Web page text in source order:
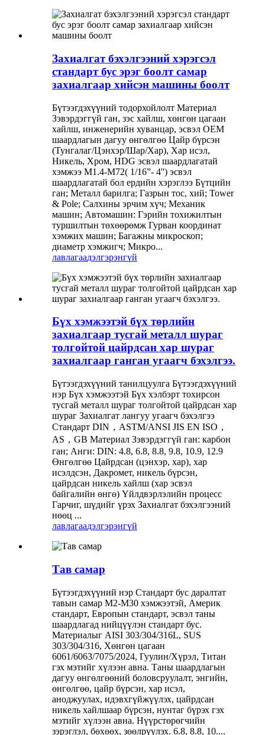
Захиалгат бэхэлгээний хэрэгсэл
стандарт бус эрэг боолт самар
захиалгаар хийсэн машины боолт
Бүтээгдэхүүний тодорхойлолт Материал
Зэвэрдэггүй ган, зэс хайлш, хөнгөн цагаан
хайлш, инженерийн хуванцар, эсвэл OEM
шаардлагын дагуу өнгөлгөө Цайр бүрсэн
(Тунгалаг/Цэнхэр/Шар/Хар), Хар исэл,
Никель, Хром, HDG эсвэл шаардлагатай
хэмжээ M1.4-M72( 1/16”- 4'') эсвэл
шаардлагатай бол ердийн хэрэглээ Бүтцийн
ган; Металл барилга; Газрын тос, хий; Tower
& Pole; Салхины эрчим хүч; Механик
машин; Автомашин: Гэрийн тохижилтын
туршилтын төхөөрөмж Гурван координат
хэмжих машин; Багажны микроскоп;
диаметр хэмжигч; Микро...
лавлагаадэлгэрэнгүй
Бүх хэмжээтэй бүх төрлийн
захиалгаар тусгай металл шураг
толгойтой цайрдсан хар шураг
захиалгаар ганган угаагч бэхэлгээ.
Бүтээгдэхүүний танилцуулга Бүтээгдэхүүний
нэр Бүх хэмжээтэй Бүх хэлбэрт тохирсон
тусгай металл шураг толгойтой цайрдсан хар
шураг Захиалгат лангуу угаагч бэхэлгээ
Стандарт DIN，ASTM/ANSI JIS EN ISO，
AS，GB Материал Зэвэрдэггүй ган: карбон
ган; Анги: DIN: 4.8, 6.8, 8.8, 9.8, 10.9, 12.9
Өнгөлгөө Цайрдсан (цэнхэр, хар), хар
исэлдсэн, Дакромет, никель бүрсэн,
цайрдсан никель хайлш (хар эсвэл
байгалийн өнгө) Үйлдвэрлэлийн процесс
Гарчиг, шүдийг үрэх Захиалгат бэхэлгээний
нөөц ...
лавлагаадэлгэрэнгүй
Тав самар
Бүтээгдэхүүний нэр Стандарт бус даралтат
тавын самар М2-М30 хэмжээтэй, Америк
стандарт, Европын стандарт, эсвэл таны
шаардлагад нийцүүлэн стандарт бус.
Материалыг AISI 303/304/316L, SUS
303/304/316, Хөнгөн цагаан
6061/6063/7075/2024, Гуулин/Хүрэл, Титан
гэх мэтийг хүлээн авна. Таны шаардлагын
дагуу өнгөлгөөний боловсруулалт, энгийн,
өнгөлгөө, цайр бүрсэн, хар исэл,
аноджуулах, идэвхгүйжүүлэх, цайрдсан
никель хайлшаар бүрсэн, нунтаг бүрэх гэх
мэтийг хүлээн авна. Нүүрстөрөгчийн
зэрэглэл, бөхөөх, зөөлрүүлэх. 6.8, 8.8, 10....